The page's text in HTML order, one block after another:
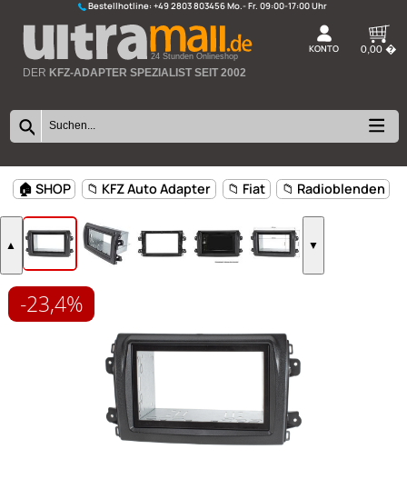
Bestellhotline:+49 2803 803456
24 Stunden Onlineshop
▲
-23,4%